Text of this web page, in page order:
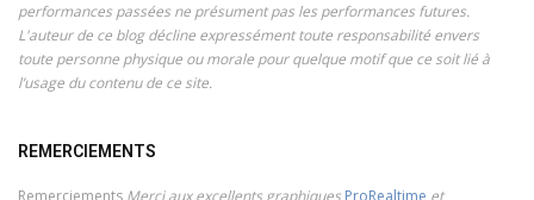
performances passées ne présument pas les performances futures.
L'auteur de ce blog décline expressément toute responsabilité envers
toute personne physique ou morale pour quelque motif que ce soit lié à
l’usage du contenu de ce site.
REMERCIEMENTS
Remerciements Merci aux excellents graphiques ProRealtime et